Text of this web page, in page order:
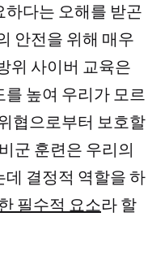
다는 오해를 받곤
안전을 위해 매우
위 사이버 교육은
높여 우리가 모르
협으로부터 보호할
군 훈련은 우리의
결정적 역할을 하
필수적 요소라 할